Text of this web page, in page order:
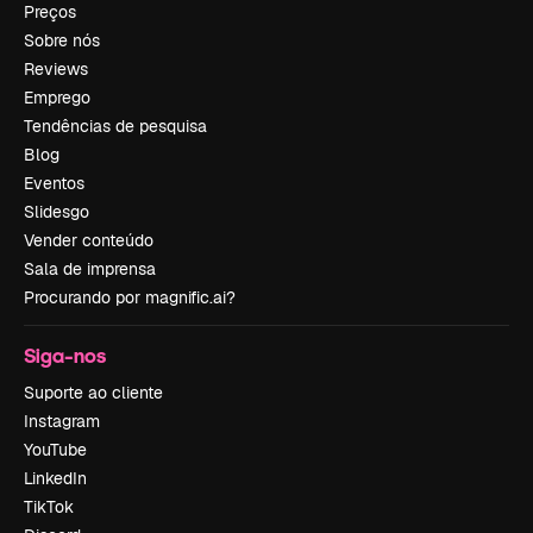
Preços
Sobre nós
Reviews
Emprego
Tendências de pesquisa
Blog
Eventos
Slidesgo
Vender conteúdo
Sala de imprensa
Procurando por magnific.ai?
Siga-nos
Suporte ao cliente
Instagram
YouTube
LinkedIn
TikTok